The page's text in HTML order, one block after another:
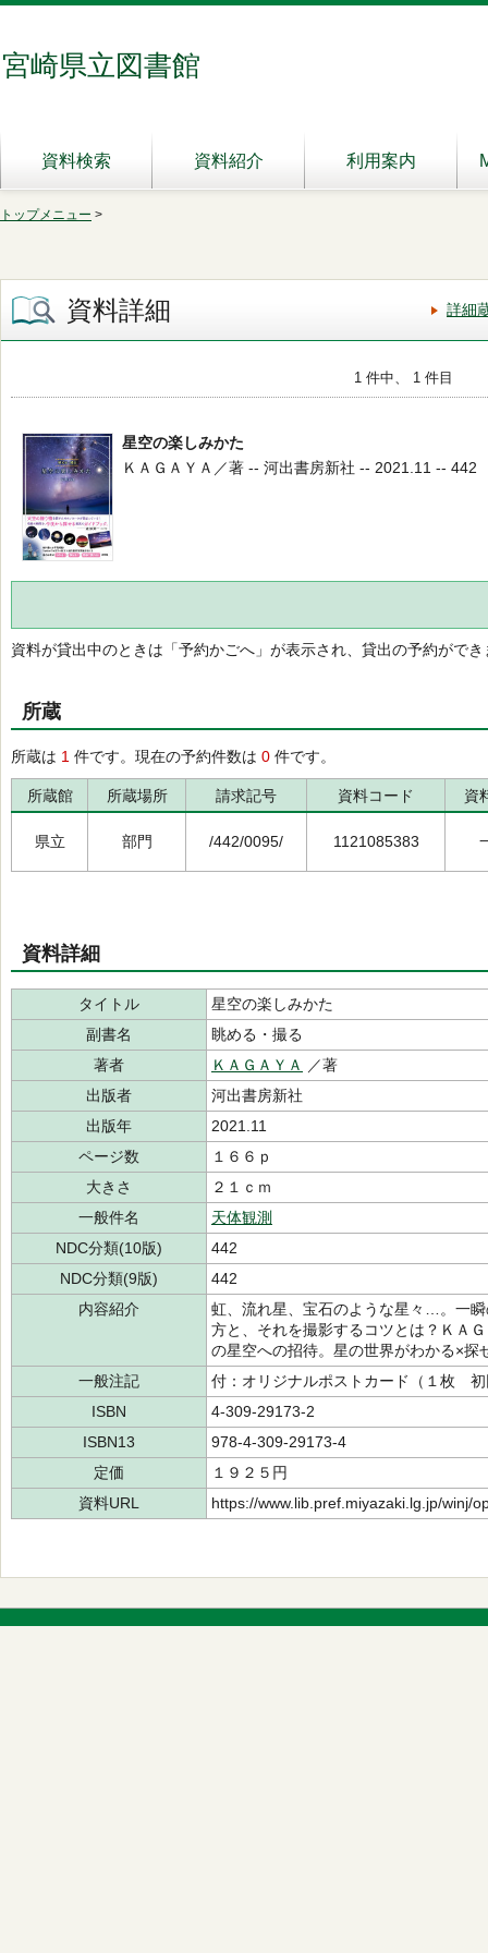
宮崎県立図書館
資料検索 資料紹介 利用案内
トップメニュー >
資料詳細 詳細
1 件中、 1 件目
星空の楽しみかた
ＫＡＧＡＹＡ／著 -- 河出書房新社 -- 2021.11 -- 442
資料が貸出中のときは「予約かごへ」が表示され、貸出の予約ができ
所蔵
所蔵は 1 件です。現在の予約件数は 0 件です。
所蔵館 所蔵場所 請求記号 資料コード 資
県立 部門 /442/0095/ 1121085383
資料詳細
タイトル
星空の楽しみかた
副書名
眺める・撮る
著者
ＫＡＧＡＹＡ
／著
出版者
河出書房新社
出版年
2021.11
ページ数
１６６ｐ
大きさ
２１ｃｍ
一般件名
天体観測
NDC分類(10版)
442
NDC分類(9版)
442
内容紹介
虹、流れ星、宝石のような星々…。一
方と、それを撮影するコツとは？ＫＡ
の星空への招待。星の世界がわかる×探
一般注記
付：オリジナルポストカード（１枚 初
ISBN
4-309-29173-2
ISBN13
978-4-309-29173-4
定価
１９２５円
資料URL
https://www.lib.pref.miyazaki.lg.jp/winj/